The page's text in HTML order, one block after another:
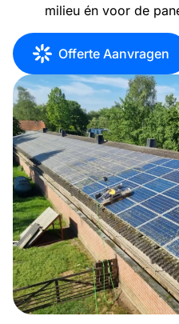
milieu én voor de
Offerte Aanvragen